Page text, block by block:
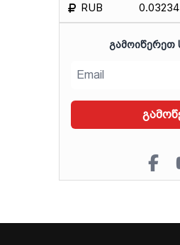
RUB
0.03234
ᲒᲐᲛᲝᲘᲬᲔᲠᲔᲗ